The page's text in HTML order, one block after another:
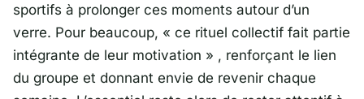
sportifs à prolonger ces moments autour d’un
verre. Pour beaucoup, « ce rituel collectif fait partie
intégrante de leur motivation » , renforçant le lien
du groupe et donnant envie de revenir chaque